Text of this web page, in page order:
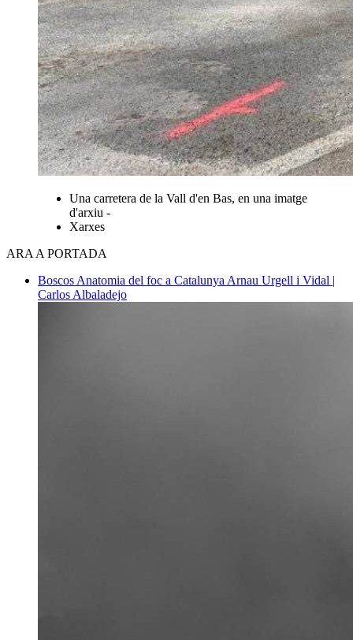
Una carretera de la Vall d'en Bas, en una imatge
d'arxiu -
Xarxes
ARA A PORTADA
Boscos Anatomia del foc a Catalunya Arnau Urgell i Vidal |
Carlos Albaladejo